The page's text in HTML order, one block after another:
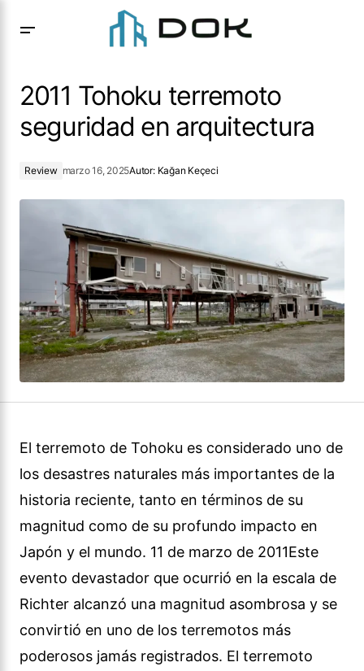
2011 Tohoku terremoto
seguridad en arquitectura
Review marzo 16, 2025Autor: Kağan Keçeci
El terremoto de Tohoku es considerado uno de
los desastres naturales más importantes de la
historia reciente, tanto en términos de su
magnitud como de su profundo impacto en
Japón y el mundo. 11 de marzo de 2011Este
evento devastador que ocurrió en la escala de
Richter alcanzó una magnitud asombrosa y se
convirtió en uno de los terremotos más
poderosos jamás registrados. El terremoto